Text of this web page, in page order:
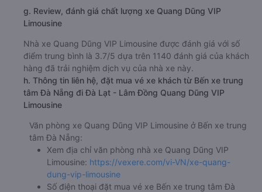
g. Review, đánh giá chất lượng xe Quang Dũng VIP
Limousine
Nhà xe Quang Dũng VIP Limousine được đánh giá với số
điểm trung bình là 3.7/5 dựa trên 1140 đánh giá của khách
hàng đã trải nghiệm dịch vụ của nhà xe này.
h. Thông tin liên hệ, đặt mua vé xe khách từ Bến xe trung
tâm Đà Nẵng đi Đà Lạt - Lâm Đồng Quang Dũng VIP
Limousine
Văn phòng xe Quang Dũng VIP Limousine ở Bến xe trung
tâm Đà Nẵng:
Xem địa chỉ văn phòng nhà xe Quang Dũng VIP
Limousine: https://vexere.com/vi-VN/xe-quang-
dung-vip-limousine
Số điện thoại đặt mua vé xe Bến xe trung tâm Đà